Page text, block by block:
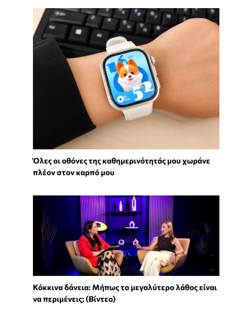
Όλες οι οθόνες της καθημερινότητάς μου χωράνε
πλέον στον καρπό μου
Κόκκινα δάνεια: Μήπως το μεγαλύτερο λάθος είναι
να περιμένεις; (Βίντεο)